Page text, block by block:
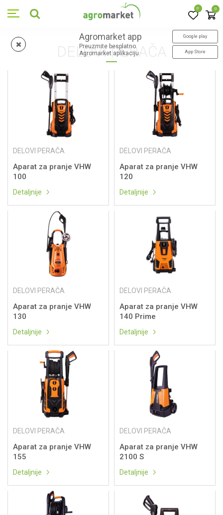
0 0
Agromarket app
Preuzmite besplatno
Agromarket aplikaciju
Google play
App Store
DELOVI PERAČA
DELOVI PERAČA
Aparat za pranje VHW
100
Detaljnije
DELOVI PERAČA
Aparat za pranje VHW
120
Detaljnije
DELOVI PERAČA
Aparat za pranje VHW
130
Detaljnije
DELOVI PERAČA
Aparat za pranje VHW
140 Prime
Detaljnije
DELOVI PERAČA
Aparat za pranje VHW
155
Detaljnije
DELOVI PERAČA
Aparat za pranje VHW
2100 S
Detaljnije